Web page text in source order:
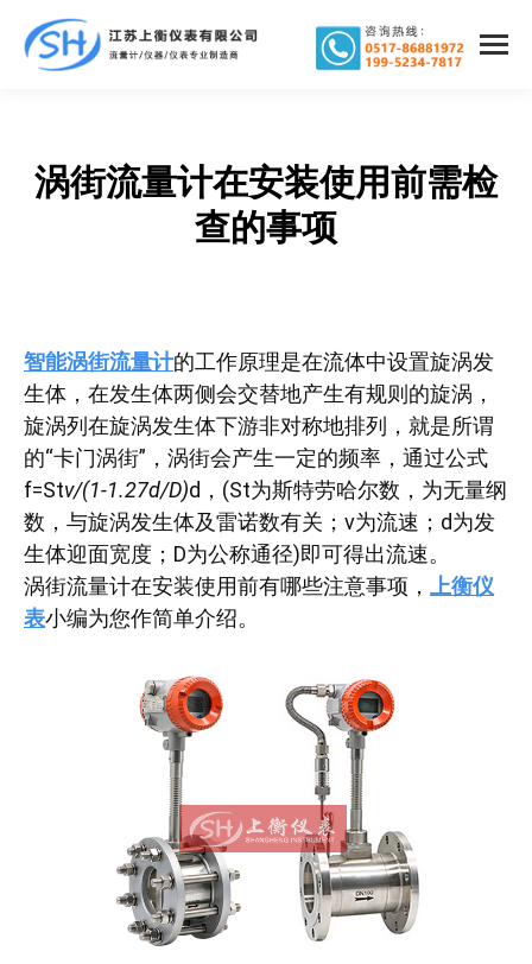
涡街流量计在安装使用前需检
查的事项
您在这里：
智能涡街流量计的工作原理是在流体中设置旋涡发
生体，在发生体两侧会交替地产生有规则的旋涡，
旋涡列在旋涡发生体下游非对称地排列，就是所谓
的“卡门涡街”，涡街会产生一定的频率，通过公式
f=Stv/(1-1.27d/D)d，(St为斯特劳哈尔数，为无量纲
数，与旋涡发生体及雷诺数有关；v为流速；d为发
生体迎面宽度；D为公称通径)即可得出流速。
涡街流量计在安装使用前有哪些注意事项，
上衡仪
表小编为您作简单介绍。